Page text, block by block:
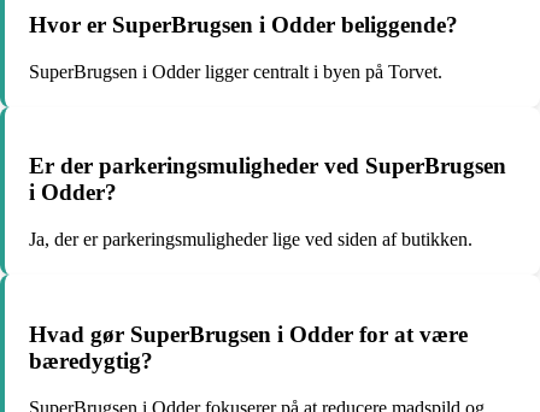
Hvor er SuperBrugsen i Odder beliggende?
SuperBrugsen i Odder ligger centralt i byen på Torvet.
Er der parkeringsmuligheder ved SuperBrugsen
i Odder?
Ja, der er parkeringsmuligheder lige ved siden af butikken.
Hvad gør SuperBrugsen i Odder for at være
bæredygtig?
SuperBrugsen i Odder fokuserer på at reducere madspild og